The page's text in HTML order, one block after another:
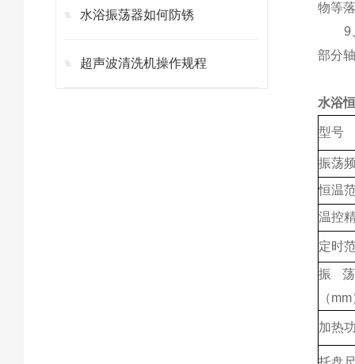
水浴振荡器如何防锈
超声波清洗机操作规程
物等
9、
部分
水浴
型号
振荡
恒温
温控
定时
振
（
加热